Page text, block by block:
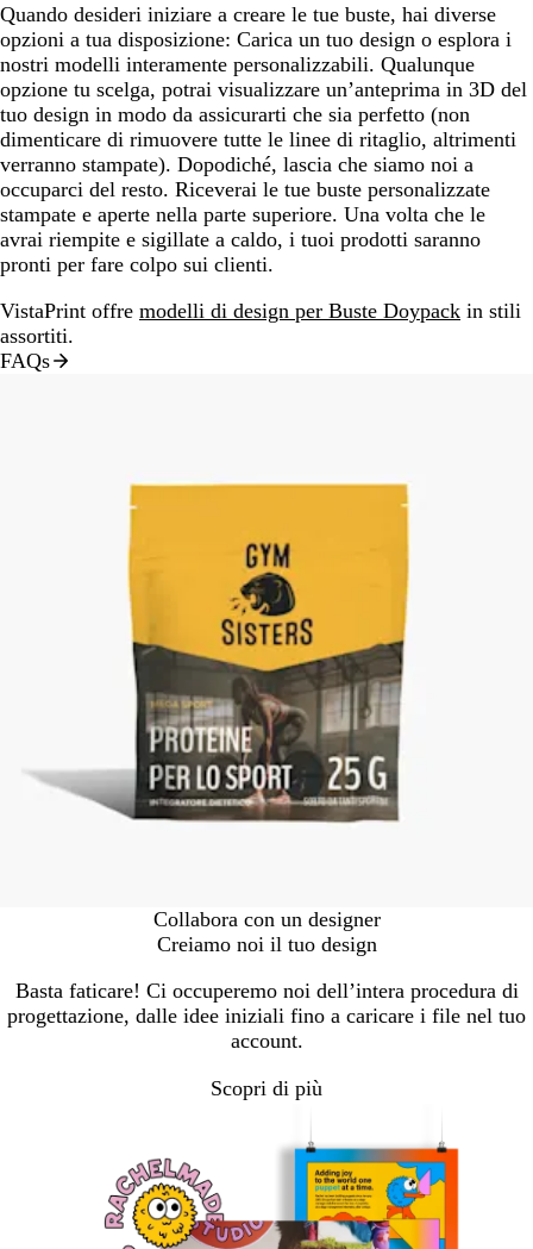
Quando desideri iniziare a creare le tue buste, hai diverse
opzioni a tua disposizione: Carica un tuo design o esplora i
nostri modelli interamente personalizzabili. Qualunque
opzione tu scelga, potrai visualizzare un’anteprima in 3D del
tuo design in modo da assicurarti che sia perfetto (non
dimenticare di rimuovere tutte le linee di ritaglio, altrimenti
verranno stampate). Dopodiché, lascia che siamo noi a
occuparci del resto. Riceverai le tue buste personalizzate
stampate e aperte nella parte superiore. Una volta che le
avrai riempite e sigillate a caldo, i tuoi prodotti saranno
pronti per fare colpo sui clienti.
VistaPrint offre modelli di design per Buste Doypack in stili
assortiti.
FAQs
Collabora con un designer
Creiamo noi il tuo design
Basta faticare! Ci occuperemo noi dell’intera procedura di
progettazione, dalle idee iniziali fino a caricare i file nel tuo
account.
Scopri di più